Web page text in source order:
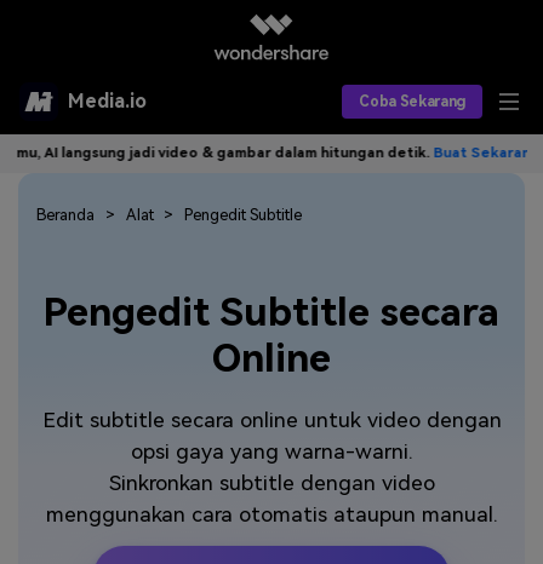
Media.io Coba Sekarang
Alat AI
AI Video
AI Audio
Produk AI
Editor Video AI
Editor Audio AI
Find More Solutions >>
Efek Video
Sumber Daya
Panduan Pengguna Apa yang Baru
langsung jadi video & gambar dalam hitungan detik.Buat Sekarang>>
Pengedit Subtitle secara
Online
Edit subtitle secara online untuk video dengan
opsi gaya yang warna-warni.
Sinkronkan subtitle dengan video
menggunakan cara otomatis ataupun manual.
Beranda Alat Pengedit Subtitle